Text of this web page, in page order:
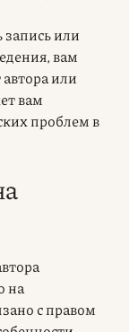
запись или
вам
или
вам
проблем в
на
с правом